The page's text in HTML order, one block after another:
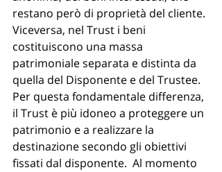
restano però di proprietà del cliente.
Viceversa, nel Trust i beni
costituiscono una massa
patrimoniale separata e distinta da
quella del Disponente e del Trustee.
Per questa fondamentale differenza,
il Trust è più idoneo a proteggere un
patrimonio e a realizzare la
destinazione secondo gli obiettivi
fissati dal disponente.  Al momento